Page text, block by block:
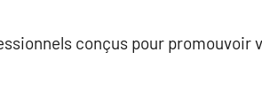
conçus pour promouvoir